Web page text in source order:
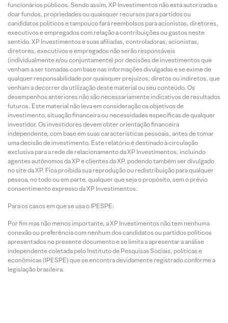
funcionários públicos. Sendo assim, XP Investimentos não está autorizada a
doar fundos, propriedades ou quaisquer recursos para partidos ou
candidatos políticos e tampouco fará reembolsos para acionistas, diretores,
executivos e empregados com relação a contribuições ou gastos neste
sentido. XP Investimentos e suas afiliadas, controladoras, acionistas,
diretores, executivos e empregados não serão responsáveis
(individualmente e/ou conjuntamente) por decisões de investimentos que
venham a ser tomadas com base nas informações divulgadas e se exime de
qualquer responsabilidade por quaisquer prejuízos, diretos ou indiretos, que
venham a decorrer da utilização deste material ou seu conteúdo. Os
desempenhos anteriores não são necessariamente indicativos de resultados
futuros. Este material não leva em consideração os objetivos de
investimento, situação financeira ou necessidades específicas de qualquer
investidor. Os investidores devem obter orientação financeira
independente, com base em suas características pessoais, antes de tomar
uma decisão de investimento. Este relatório é destinado à circulação
exclusiva para a rede de relacionamento da XP Investimentos, incluindo
agentes autônomos da XP e clientes da XP, podendo também ser divulgado
no site da XP. Fica proibida sua reprodução ou redistribuição para qualquer
pessoa, no todo ou em parte, qualquer que seja o propósito, sem o prévio
consentimento expresso da XP Investimentos.
Para os casos em que se usa o IPESPE:
Por fim mas não menos importante, a XP Investimentos não tem nenhuma
conexão ou preferência com nenhum dos candidatos ou partidos políticos
apresentados no presente documento e se limita a apresentar a análise
independente coletada pelo Instituto de Pesquisas Sociais, políticas e
econômicas (IPESPE) que se encontra devidamente registrado conforme a
legislação brasileira.